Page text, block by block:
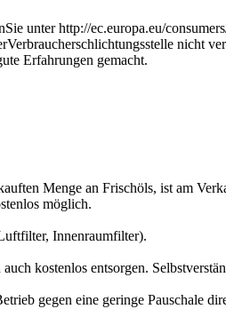
Sie unter http://ec.europa.eu/
Verbraucherschlichtungsstelle nicht
Erfahrungen gemacht.
Menge an Frischöls, ist am
möglich.
Innenraumfilter).
kostenlos entsorgen.
gegen eine geringe Pauschale